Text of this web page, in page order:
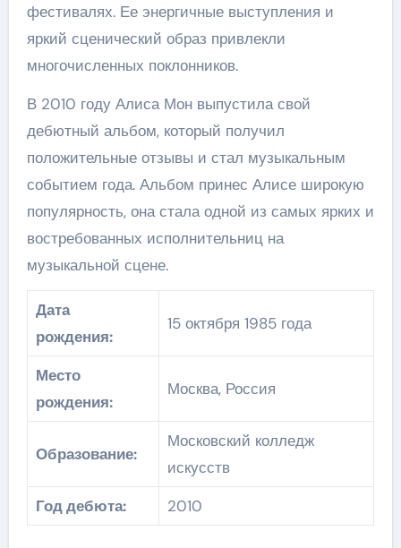
фестивалях. Ее энергичные выступления и
яркий сценический образ привлекли
многочисленных поклонников.
В 2010 году Алиса Мон выпустила свой
дебютный альбом, который получил
положительные отзывы и стал музыкальным
событием года. Альбом принес Алисе широкую
популярность, она стала одной из самых ярких и
востребованных исполнительниц на
музыкальной сцене.
Дата
рождения:
15 октября 1985 года
Место
рождения:
Москва, Россия
Образование:
Московский колледж
искусств
Год дебюта:
2010